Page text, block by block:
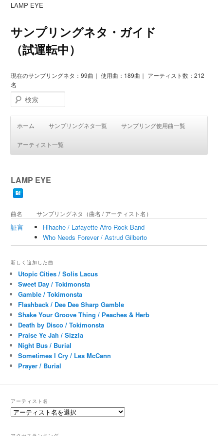
LAMP EYE
サンプリングネタ・ガイド
（試運転中）
現在のサンプリングネタ：99曲｜ 使用曲：189曲｜ アーティスト数：212
名
検索
ホーム サンプリングネタ一覧 サンプリング使用曲一覧
アーティスト一覧
LAMP EYE
曲名 サンプリングネタ（曲名 / アーティスト名）
証言
Hihache / Lafayette Afro-Rock Band
Who Needs Forever / Astrud Gilberto
新しく追加した曲
Utopic Cities / Solis Lacus
Sweet Day / Tokimonsta
Gamble / Tokimonsta
Flashback / Dee Dee Sharp Gamble
Shake Your Groove Thing / Peaches & Herb
Death by Disco / Tokimonsta
Praise Ye Jah / Sizzla
Night Bus / Burial
Sometimes I Cry / Les McCann
Prayer / Burial
アーティスト名